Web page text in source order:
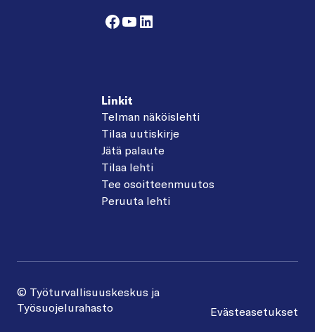
Facebook
YouTube
LinkedIn
Linkit
Telman näköislehti
Tilaa uutiskirje
Jätä palaute
Tilaa lehti
Tee osoitteenmuutos
Peruuta lehti
© Työturvallisuuskeskus ja
Työsuojelurahasto
Evästeasetukset